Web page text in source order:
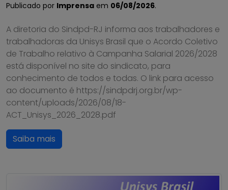
Publicado por Imprensa em 06/08/2026.
A diretoria do Sindpd-RJ informa aos trabalhadores e
trabalhadoras da Unisys Brasil que o Acordo Coletivo
de Trabalho relativo à Campanha Salarial 2026/2028
está disponível no site do sindicato, para
conhecimento de todos e todas. O link para acesso
ao documento é https://sindpdrj.org.br/wp-
content/uploads/2026/08/18-
ACT_Unisys_2026_2028.pdf
Saiba mais